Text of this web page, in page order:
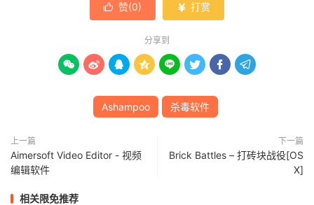
 赞(0)  打赏
分享到
       
Ashampoo 杀毒软件
上一篇
Aimersoft Video Editor - 视频
编辑软件
下一篇
Brick Battles – 打砖块战役[OS
X]
相关限免推荐